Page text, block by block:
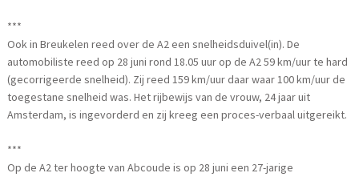
***
Ook in Breukelen reed over de A2 een snelheidsduivel(in). De
automobiliste reed op 28 juni rond 18.05 uur op de A2 59 km/uur te hard
(gecorrigeerde snelheid). Zij reed 159 km/uur daar waar 100 km/uur de
toegestane snelheid was. Het rijbewijs van de vrouw, 24 jaar uit
Amsterdam, is ingevorderd en zij kreeg een proces-verbaal uitgereikt.
***
Op de A2 ter hoogte van Abcoude is op 28 juni een 27-jarige